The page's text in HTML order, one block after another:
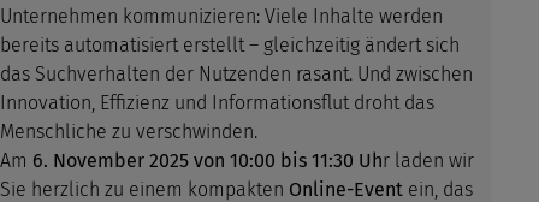
Unternehmen kommunizieren: Viele Inhalte werden
bereits automatisiert erstellt – gleichzeitig ändert sich
das Suchverhalten der Nutzenden rasant. Und zwischen
Innovation, Effizienz und Informationsflut droht das
Menschliche zu verschwinden.
Am 6. November 2025 von 10:00 bis 11:30 Uhr laden wir
Sie herzlich zu einem kompakten Online-Event ein, das